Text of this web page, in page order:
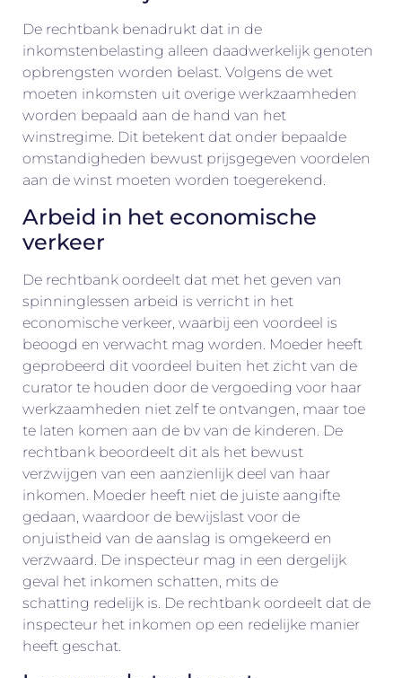
De rechtbank benadrukt dat in de
inkomstenbelasting alleen daadwerkelijk genoten
opbrengsten worden belast. Volgens de wet
moeten inkomsten uit overige werkzaamheden
worden bepaald aan de hand van het
winstregime. Dit betekent dat onder bepaalde
omstandigheden bewust prijsgegeven voordelen
aan de winst moeten worden toegerekend.
Arbeid in het economische
verkeer
De rechtbank oordeelt dat met het geven van
spinninglessen arbeid is verricht in het
economische verkeer, waarbij een voordeel is
beoogd en verwacht mag worden. Moeder heeft
geprobeerd dit voordeel buiten het zicht van de
curator te houden door de vergoeding voor haar
werkzaamheden niet zelf te ontvangen, maar toe
te laten komen aan de bv van de kinderen. De
rechtbank beoordeelt dit als het bewust
verzwijgen van een aanzienlijk deel van haar
inkomen. Moeder heeft niet de juiste aangifte
gedaan, waardoor de bewijslast voor de
onjuistheid van de aanslag is omgekeerd en
verzwaard. De inspecteur mag in een dergelijk
geval het inkomen schatten, mits de
schatting redelijk is. De rechtbank oordeelt dat de
inspecteur het inkomen op een redelijke manier
heeft geschat.